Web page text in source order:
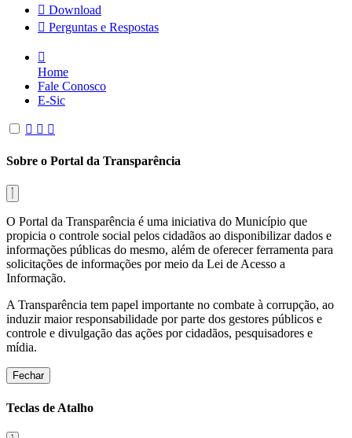
Download
Perguntas e Respostas
Home
Fale Conosco
E-Sic
Sobre o Portal da Transparência
O Portal da Transparência é uma iniciativa do Município que
propicia o controle social pelos cidadãos ao disponibilizar dados e
informações públicas do mesmo, além de oferecer ferramenta para
solicitações de informações por meio da Lei de Acesso a
Informação.
A Transparência tem papel importante no combate à corrupção, ao
induzir maior responsabilidade por parte dos gestores públicos e
controle e divulgação das ações por cidadãos, pesquisadores e
mídia.
Fechar
Teclas de Atalho